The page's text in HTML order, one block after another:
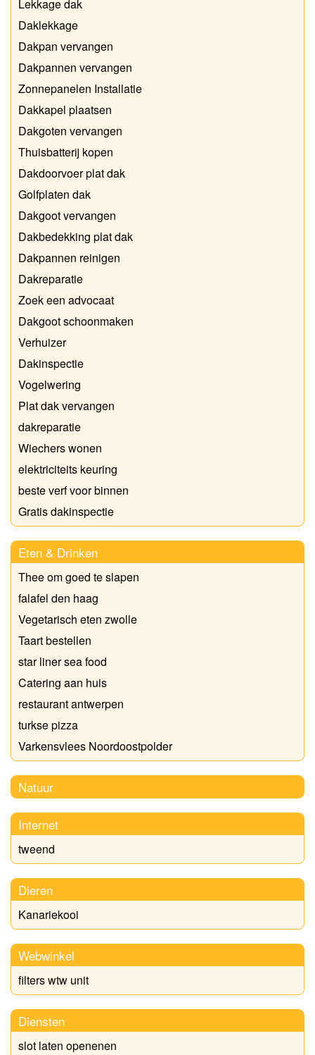
Lekkage dak
Daklekkage
Dakpan vervangen
Dakpannen vervangen
Zonnepanelen Installatie
Dakkapel plaatsen
Dakgoten vervangen
Thuisbatterij kopen
Dakdoorvoer plat dak
Golfplaten dak
Dakgoot vervangen
Dakbedekking plat dak
Dakpannen reinigen
Dakreparatie
Zoek een advocaat
Dakgoot schoonmaken
Verhuizer
Dakinspectie
Vogelwering
Plat dak vervangen
dakreparatie
Wiechers wonen
elektriciteits keuring
beste verf voor binnen
Gratis dakinspectie
Eten & Drinken
Thee om goed te slapen
falafel den haag
Vegetarisch eten zwolle
Taart bestellen
star liner sea food
Catering aan huis
restaurant antwerpen
turkse pizza
Varkensvlees Noordoostpolder
Natuur
Internet
tweend
Dieren
Kanariekooi
Webwinkel
filters wtw unit
Diensten
slot laten openenen